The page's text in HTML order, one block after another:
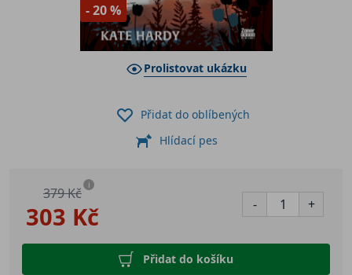
- 20 %
Prolistovat ukázku
303 Kč
379 Kč i
- +
Přidat do košíku
Přidat do oblíbených
Hlídací pes